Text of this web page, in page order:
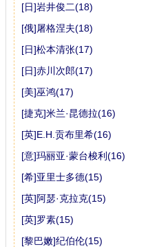
[日]岩井俊二(18)
[俄]屠格涅夫(18)
[日]松本清张(17)
[日]赤川次郎(17)
[美]巫鸿(17)
[捷克]米兰·昆德拉(16)
[英]E.H.贡布里希(16)
[意]玛丽亚·蒙台梭利(16)
[希]亚里士多德(15)
[英]阿瑟·克拉克(15)
[英]罗素(15)
[黎巴嫩]纪伯伦(15)